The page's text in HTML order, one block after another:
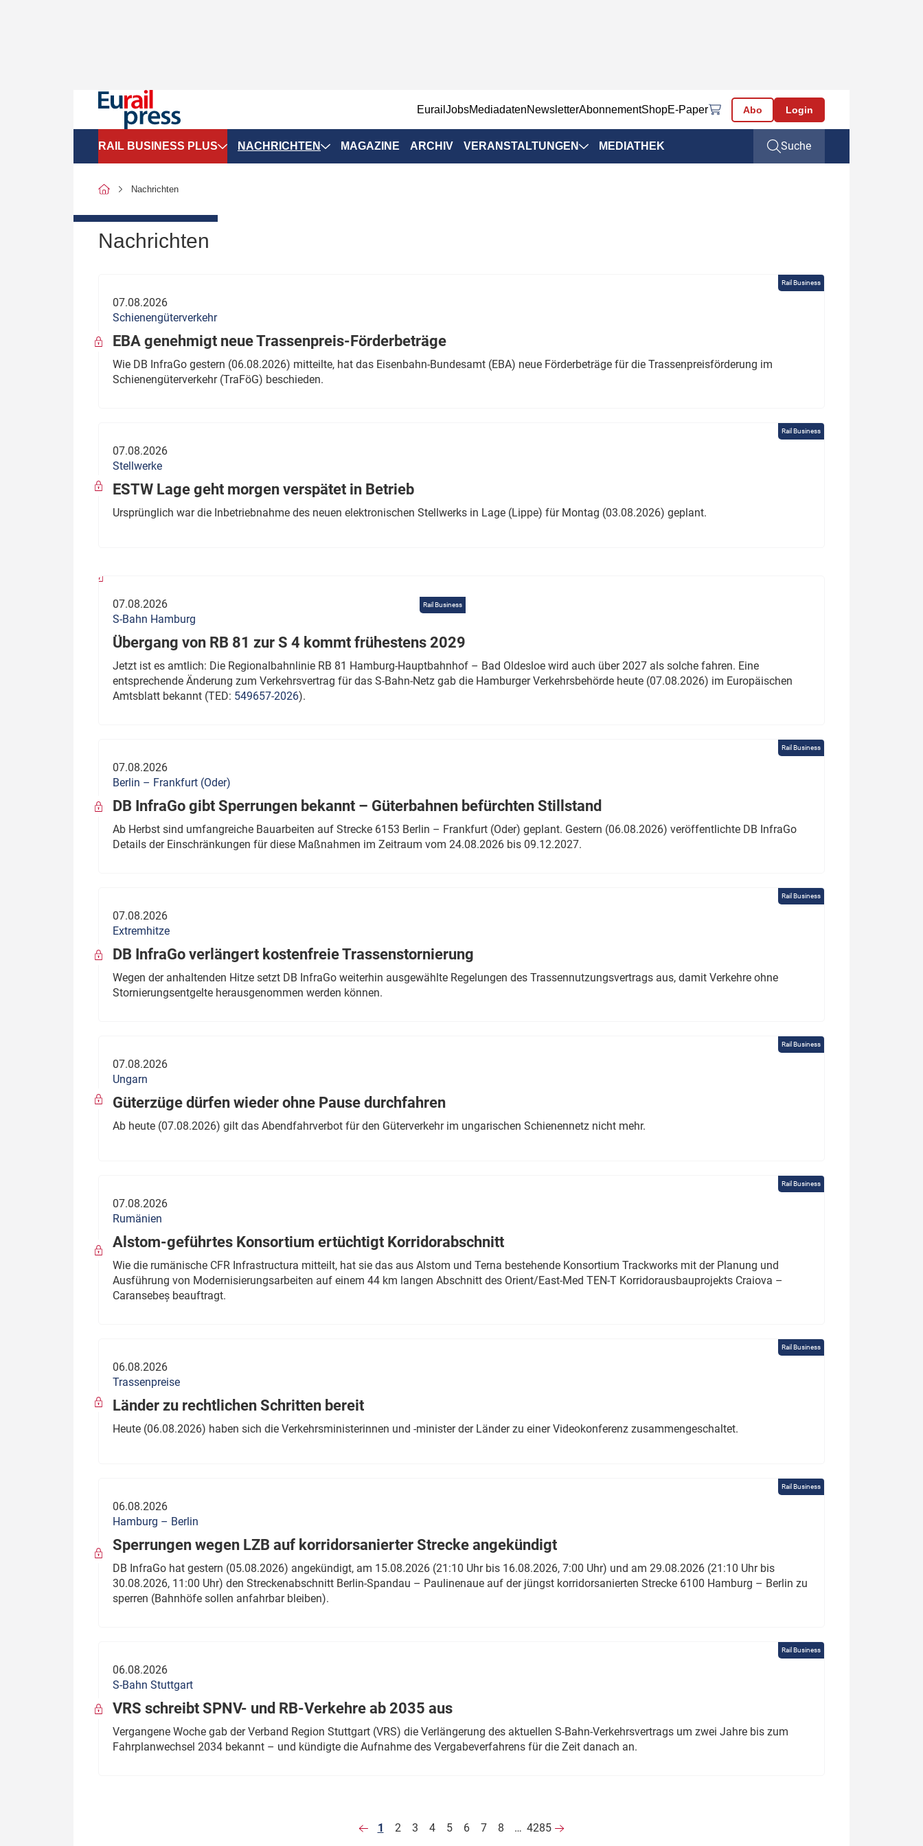
EurailJobsMediadatenNewsletterAbonnementShopE-Paper Abo Login
RAIL BUSINESS PLUS
SPNV-Marktdaten
Politik
Verbände: Wer spricht für
wen?
Thema des Monats
Dossier: Generalsanierung
Dossier: ETCS
NACHRICHTEN
Infrastruktur & Ausrüstung
ÖPNV
MAGAZINE ARCHIV VERANSTALTUNGEN MEDIATHEK Suche
Nachrichten
Nachrichten
Rail Business
07.08.2026
Schienengüterverkehr
EBA genehmigt neue Trassenpreis-Förderbeträge
Wie DB InfraGo gestern (06.08.2026) mitteilte, hat das Eisenbahn-Bundesamt (EBA) neue Förderbeträge für die Trassenpreisförderung im
Schienengüterverkehr (TraFöG) beschieden.
Rail Business
07.08.2026
Stellwerke
ESTW Lage geht morgen verspätet in Betrieb
Ursprünglich war die Inbetriebnahme des neuen elektronischen Stellwerks in Lage (Lippe) für Montag (03.08.2026) geplant.
Rail Business
07.08.2026
S-Bahn Hamburg
Übergang von RB 81 zur S 4 kommt frühestens 2029
Jetzt ist es amtlich: Die Regionalbahnlinie RB 81 Hamburg-Hauptbahnhof – Bad Oldesloe wird auch über 2027 als solche fahren. Eine
entsprechende Änderung zum Verkehrsvertrag für das S-Bahn-Netz gab die Hamburger Verkehrsbehörde heute (07.08.2026) im Europäischen
Amtsblatt bekannt (TED: 549657-2026).
Rail Business
07.08.2026
Berlin – Frankfurt (Oder)
DB InfraGo gibt Sperrungen bekannt – Güterbahnen befürchten Stillstand
Ab Herbst sind umfangreiche Bauarbeiten auf Strecke 6153 Berlin – Frankfurt (Oder) geplant. Gestern (06.08.2026) veröffentlichte DB InfraGo
Details der Einschränkungen für diese Maßnahmen im Zeitraum vom 24.08.2026 bis 09.12.2027.
Rail Business
07.08.2026
Extremhitze
DB InfraGo verlängert kostenfreie Trassenstornierung
Wegen der anhaltenden Hitze setzt DB InfraGo weiterhin ausgewählte Regelungen des Trassennutzungsvertrags aus, damit Verkehre ohne
Stornierungsentgelte herausgenommen werden können.
Rail Business
07.08.2026
Ungarn
Güterzüge dürfen wieder ohne Pause durchfahren
Ab heute (07.08.2026) gilt das Abendfahrverbot für den Güterverkehr im ungarischen Schienennetz nicht mehr.
Rail Business
07.08.2026
Rumänien
Alstom-geführtes Konsortium ertüchtigt Korridorabschnitt
Wie die rumänische CFR Infrastructura mitteilt, hat sie das aus Alstom und Terna bestehende Konsortium Trackworks mit der Planung und
Ausführung von Modernisierungsarbeiten auf einem 44 km langen Abschnitt des Orient/East-Med TEN-T Korridorausbauprojekts Craiova –
Caransebeș beauftragt.
Rail Business
06.08.2026
Trassenpreise
Länder zu rechtlichen Schritten bereit
Heute (06.08.2026) haben sich die Verkehrsministerinnen und -minister der Länder zu einer Videokonferenz zusammengeschaltet.
Rail Business
06.08.2026
Hamburg – Berlin
Sperrungen wegen LZB auf korridorsanierter Strecke angekündigt
DB InfraGo hat gestern (05.08.2026) angekündigt, am 15.08.2026 (21:10 Uhr bis 16.08.2026, 7:00 Uhr) und am 29.08.2026 (21:10 Uhr bis
30.08.2026, 11:00 Uhr) den Streckenabschnitt Berlin-Spandau – Paulinenaue auf der jüngst korridorsanierten Strecke 6100 Hamburg – Berlin zu
sperren (Bahnhöfe sollen anfahrbar bleiben).
Rail Business
06.08.2026
S-Bahn Stuttgart
VRS schreibt SPNV- und RB-Verkehre ab 2035 aus
Vergangene Woche gab der Verband Region Stuttgart (VRS) die Verlängerung des aktuellen S-Bahn-Verkehrsvertrags um zwei Jahre bis zum
Fahrplanwechsel 2034 bekannt – und kündigte die Aufnahme des Vergabeverfahrens für die Zeit danach an.
1 2 3 4 5 6 7 8 … 4285